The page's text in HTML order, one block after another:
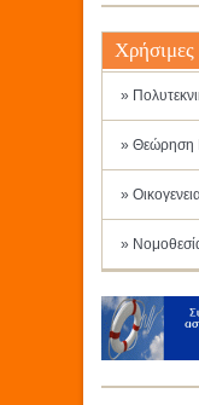
»
» Θεώρηση
»
»